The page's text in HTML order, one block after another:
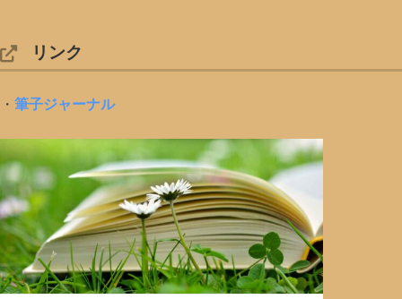
リンク
・ 筆子ジャーナル